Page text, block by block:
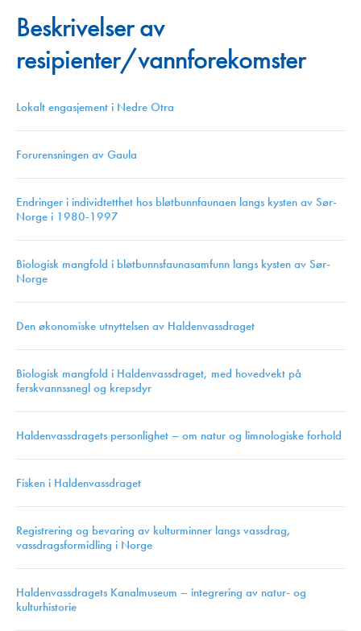
Beskrivelser av
resipienter/vannforekomster
Lokalt engasjement i Nedre Otra
Forurensningen av Gaula
Endringer i individtetthet hos bløtbunnfaunaen langs kysten av Sør-
Norge i 1980-1997
Biologisk mangfold i bløtbunnsfaunasamfunn langs kysten av Sør-
Norge
Den økonomiske utnyttelsen av Haldenvassdraget
Biologisk mangfold i Haldenvassdraget, med hovedvekt på
ferskvannssnegl og krepsdyr
Haldenvassdragets personlighet – om natur og limnologiske forhold
Fisken i Haldenvassdraget
Registrering og bevaring av kulturminner langs vassdrag,
vassdragsformidling i Norge
Haldenvassdragets Kanalmuseum – integrering av natur- og
kulturhistorie